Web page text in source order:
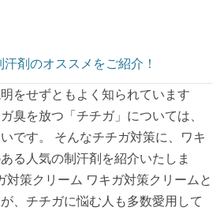
剤のオススメをご紹介！
をせずともよく知られています
臭を放つ「チチガ」については、
です。 そんなチチガ対策に、ワキ
る人気の制汗剤を紹介いたしま
対策クリーム ワキガ対策クリームと
、チチガに悩む人も多数愛用して